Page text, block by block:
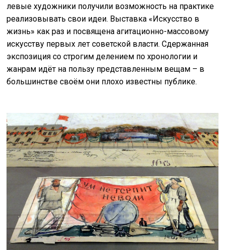
искать
левые художники получили возможность на практике
реализовывать свои идеи. Выставка «Искусство в
жизнь» как раз и посвящена агитационно-массовому
искусству первых лет советской власти. Сдержанная
экспозиция со строгим делением по хронологии и
жанрам идёт на пользу представленным вещам – в
большинстве своём они плохо известны публике.